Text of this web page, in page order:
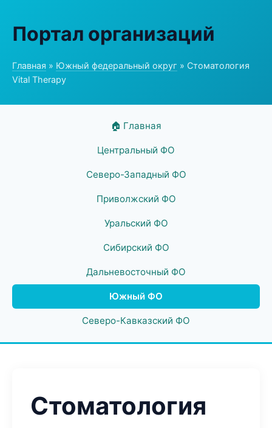
Портал организаций
Главная » Южный федеральный округ » Стоматология
Vital Therapy
🏠 Главная
Центральный ФО
Северо-Западный ФО
Приволжский ФО
Уральский ФО
Сибирский ФО
Дальневосточный ФО
Южный ФО
Северо-Кавказский ФО
Стоматология